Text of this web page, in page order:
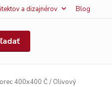
a dizajnérov Blog
400x400 Č / Olivový